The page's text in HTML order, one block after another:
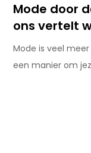
Mode door
ons vertelt
Mode is veel
een manier om